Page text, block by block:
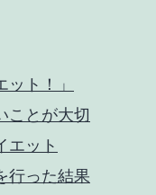
ト！」
ことが大切
エット
行った結果